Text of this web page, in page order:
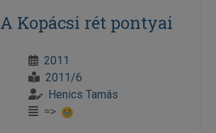
A Kopácsi rét pontyai
2011
2011/6
Henics Tamás
=>